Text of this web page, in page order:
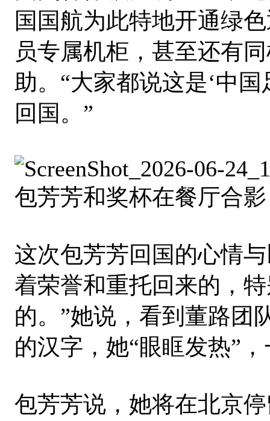
国国航为此特地开通绿
员专属机柜，甚至还有
助。“大家都说这是‘中
回国。”
包芳芳和奖杯在餐厅合影
这次包芳芳回国的心情
着荣誉和重托回来的，
的。”她说，看到董路团
的汉字，她“眼眶发热”
包芳芳说，她将在北京